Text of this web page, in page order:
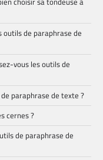
outils de paraphrase de
vous les outils de
paraphrase de texte ?
cernes ?
de paraphrase de